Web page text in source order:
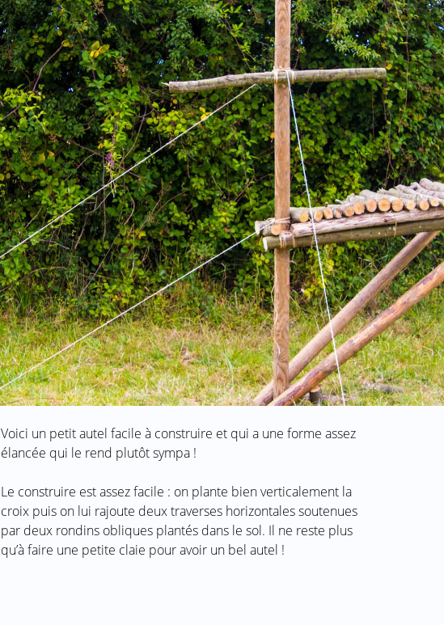
Voici un petit autel facile à construire et qui a une forme assez
élancée qui le rend plutôt sympa !
Le construire est assez facile : on plante bien verticalement la
croix puis on lui rajoute deux traverses horizontales soutenues
par deux rondins obliques plantés dans le sol. Il ne reste plus
qu’à faire une petite claie pour avoir un bel autel !